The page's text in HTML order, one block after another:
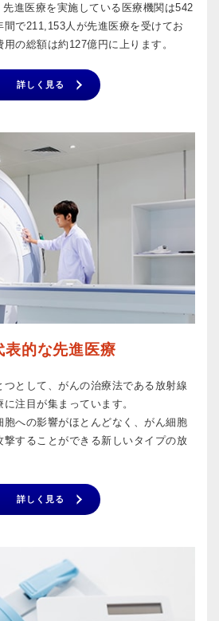
進医療を実施している医療機関は542
で211,153人が先進医療を受けてお
の総額は約127億円に上ります。
詳しく見る
表的な先進医療
として、がんの治療法である放射線
注目が集まっています。
への影響がほとんどなく、がん細胞
撃することができる新しいタイプの放
詳しく見る